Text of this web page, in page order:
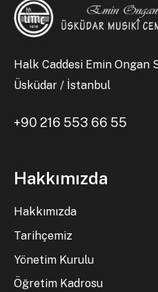
Halk Caddesi Emin Ongan
Üsküdar / İstanbul
+90 216 553 66 55
Hakkımızda
Hakkımızda
Tarihçemiz
Yönetim Kurulu
Öğretim Kadrosu